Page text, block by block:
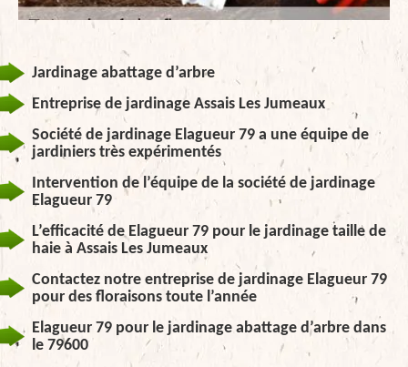
Jardinage abattage d’arbre
Entreprise de jardinage Assais Les Jumeaux
Société de jardinage Elagueur 79 a une équipe de
jardiniers très expérimentés
Intervention de l’équipe de la société de jardinage
Elagueur 79
L’efficacité de Elagueur 79 pour le jardinage taille de
haie à Assais Les Jumeaux
Contactez notre entreprise de jardinage Elagueur 79
pour des floraisons toute l’année
Elagueur 79 pour le jardinage abattage d’arbre dans
le 79600